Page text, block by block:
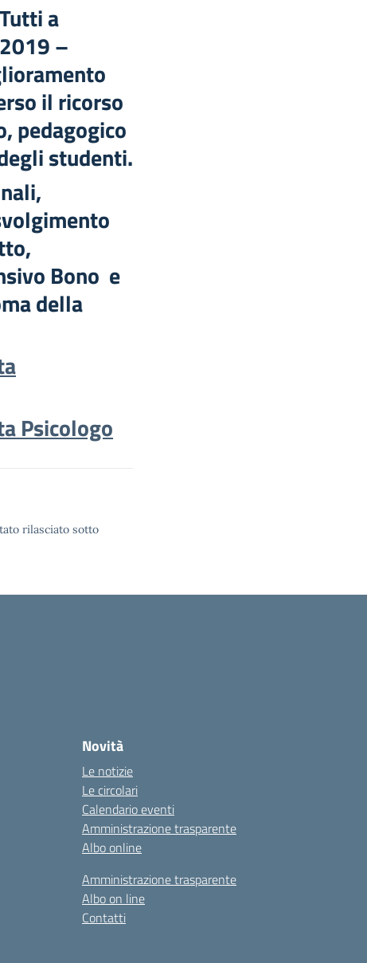
a
–
il ricorso
pedagogico
studenti.
Bono e
della
Psicologo
rilasciato sotto
Novità
Le notizie
Le circolari
Calendario eventi
Amministrazione trasparente
Albo online
Amministrazione trasparente
Albo on line
Contatti